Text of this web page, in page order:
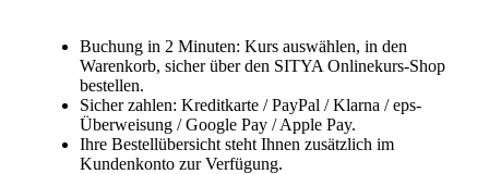
Buchung in 2 Minuten: Kurs auswählen, in den
Warenkorb, sicher über den SITYA Onlinekurs-Shop
bestellen.
Sicher zahlen: Kreditkarte / PayPal / Klarna / eps-
Überweisung / Google Pay / Apple Pay.
Ihre Bestellübersicht steht Ihnen zusätzlich im
Kundenkonto zur Verfügung.